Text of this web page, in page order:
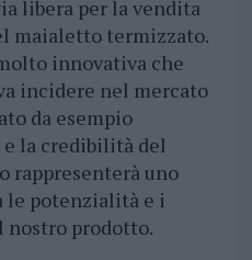
libera per la vendita
maialetto termizzato.
innovativa che
incidere nel mercato
da esempio
la credibilità del
rappresenterà uno
le potenzialità e i
prodotto.